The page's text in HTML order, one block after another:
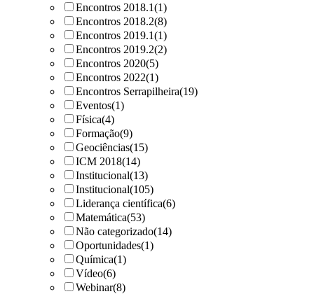
Encontros 2018.1(1)
Encontros 2018.2(8)
Encontros 2019.1(1)
Encontros 2019.2(2)
Encontros 2020(5)
Encontros 2022(1)
Encontros Serrapilheira(19)
Eventos(1)
Física(4)
Formação(9)
Geociências(15)
ICM 2018(14)
Institucional(13)
Institucional(105)
Liderança científica(6)
Matemática(53)
Não categorizado(14)
Oportunidades(1)
Química(1)
Vídeo(6)
Webinar(8)